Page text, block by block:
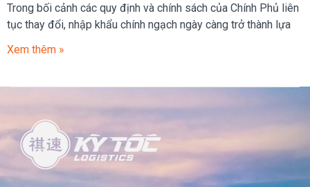
Trong bối cảnh các quy định và chính sách của Chính Phủ liên
tục thay đổi, nhập khẩu chính ngạch ngày càng trở thành lựa
Xem thêm »